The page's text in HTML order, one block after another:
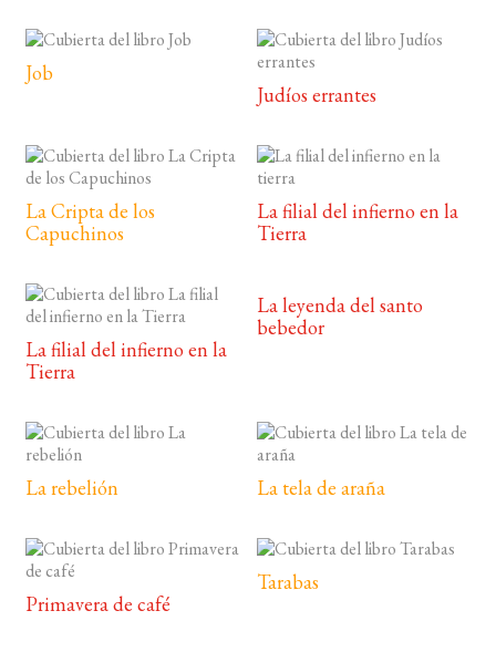
Job
Judíos errantes
La Cripta de los
Capuchinos
La filial del infierno en la
Tierra
La filial del infierno en la
Tierra
La leyenda del santo
bebedor
La rebelión La tela de araña
Primavera de café
Tarabas